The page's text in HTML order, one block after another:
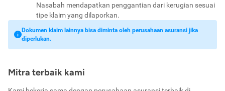
Nasabah mendapatkan penggantian dari kerugian sesuai
tipe klaim yang dilaporkan.
Dokumen klaim lainnya bisa diminta oleh perusahaan asuransi jika
diperlukan.
Mitra terbaik kami